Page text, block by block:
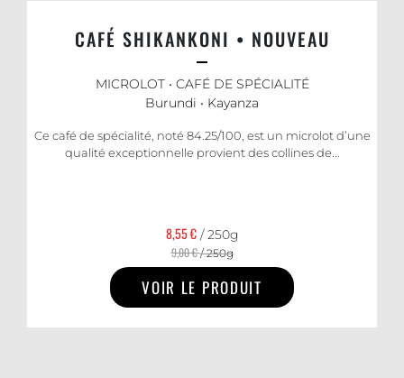
CAFÉ SHIKANKONI • NOUVEAU
MICROLOT • CAFÉ DE SPÉCIALITÉ
Burundi • Kayanza
Ce café de spécialité, noté 84.25/100, est un microlot d’une
qualité exceptionnelle provient des collines de...
8,55 €/ 250g
9,00 €/ 250g
VOIR LE PRODUIT